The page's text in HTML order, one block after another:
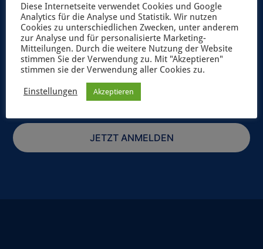
Dritte weiter. Weitere Informationen zum Newsletterversand
findest du in unsererDatenschutzerklärung.
JETZT ANMELDEN
Diese Internetseite verwendet Cookies und Google
Analytics für die Analyse und Statistik. Wir nutzen
Cookies zu unterschiedlichen Zwecken, unter anderem
zur Analyse und für personalisierte Marketing-
Mitteilungen. Durch die weitere Nutzung der Website
stimmen Sie der Verwendung zu. Mit "Akzeptieren"
stimmen sie der Verwendung aller Cookies zu.
Einstellungen Akzeptieren